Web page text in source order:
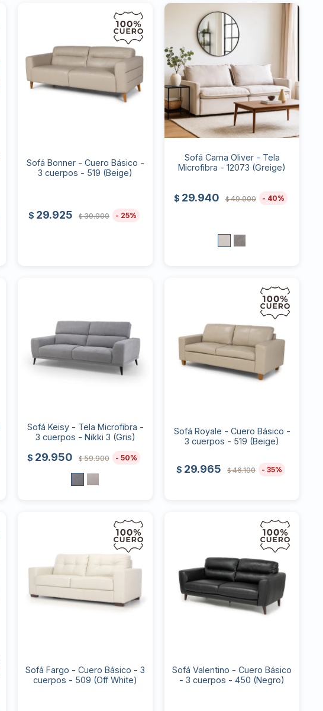
Sofá Bonner - Cuero Básico -
3 cuerpos - 519 (Beige)
$ 29.925 $ 39.900 25
Sofá Cama Oliver - Tela
Microfibra - 12073 (Greige)
$ 29.940 $ 49.900 40
Sofá Keisy - Tela Microfibra -
3 cuerpos - Nikki 3 (Gris)
$ 29.950 $ 59.900 50
Sofá Royale - Cuero Básico -
3 cuerpos - 519 (Beige)
$ 29.965 $ 46.100 35
Sofá Fargo - Cuero Básico - 3
cuerpos - 509 (Off White)
Sofá Valentino - Cuero Básico
- 3 cuerpos - 450 (Negro)